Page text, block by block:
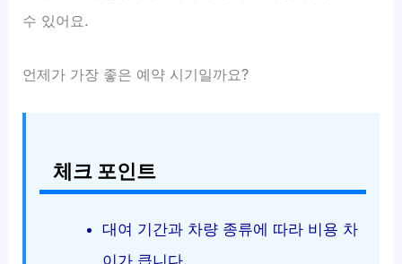
수 있어요.
언제가 가장 좋은 예약 시기일까요?
체크 포인트
대여 기간과 차량 종류에 따라 비용 차